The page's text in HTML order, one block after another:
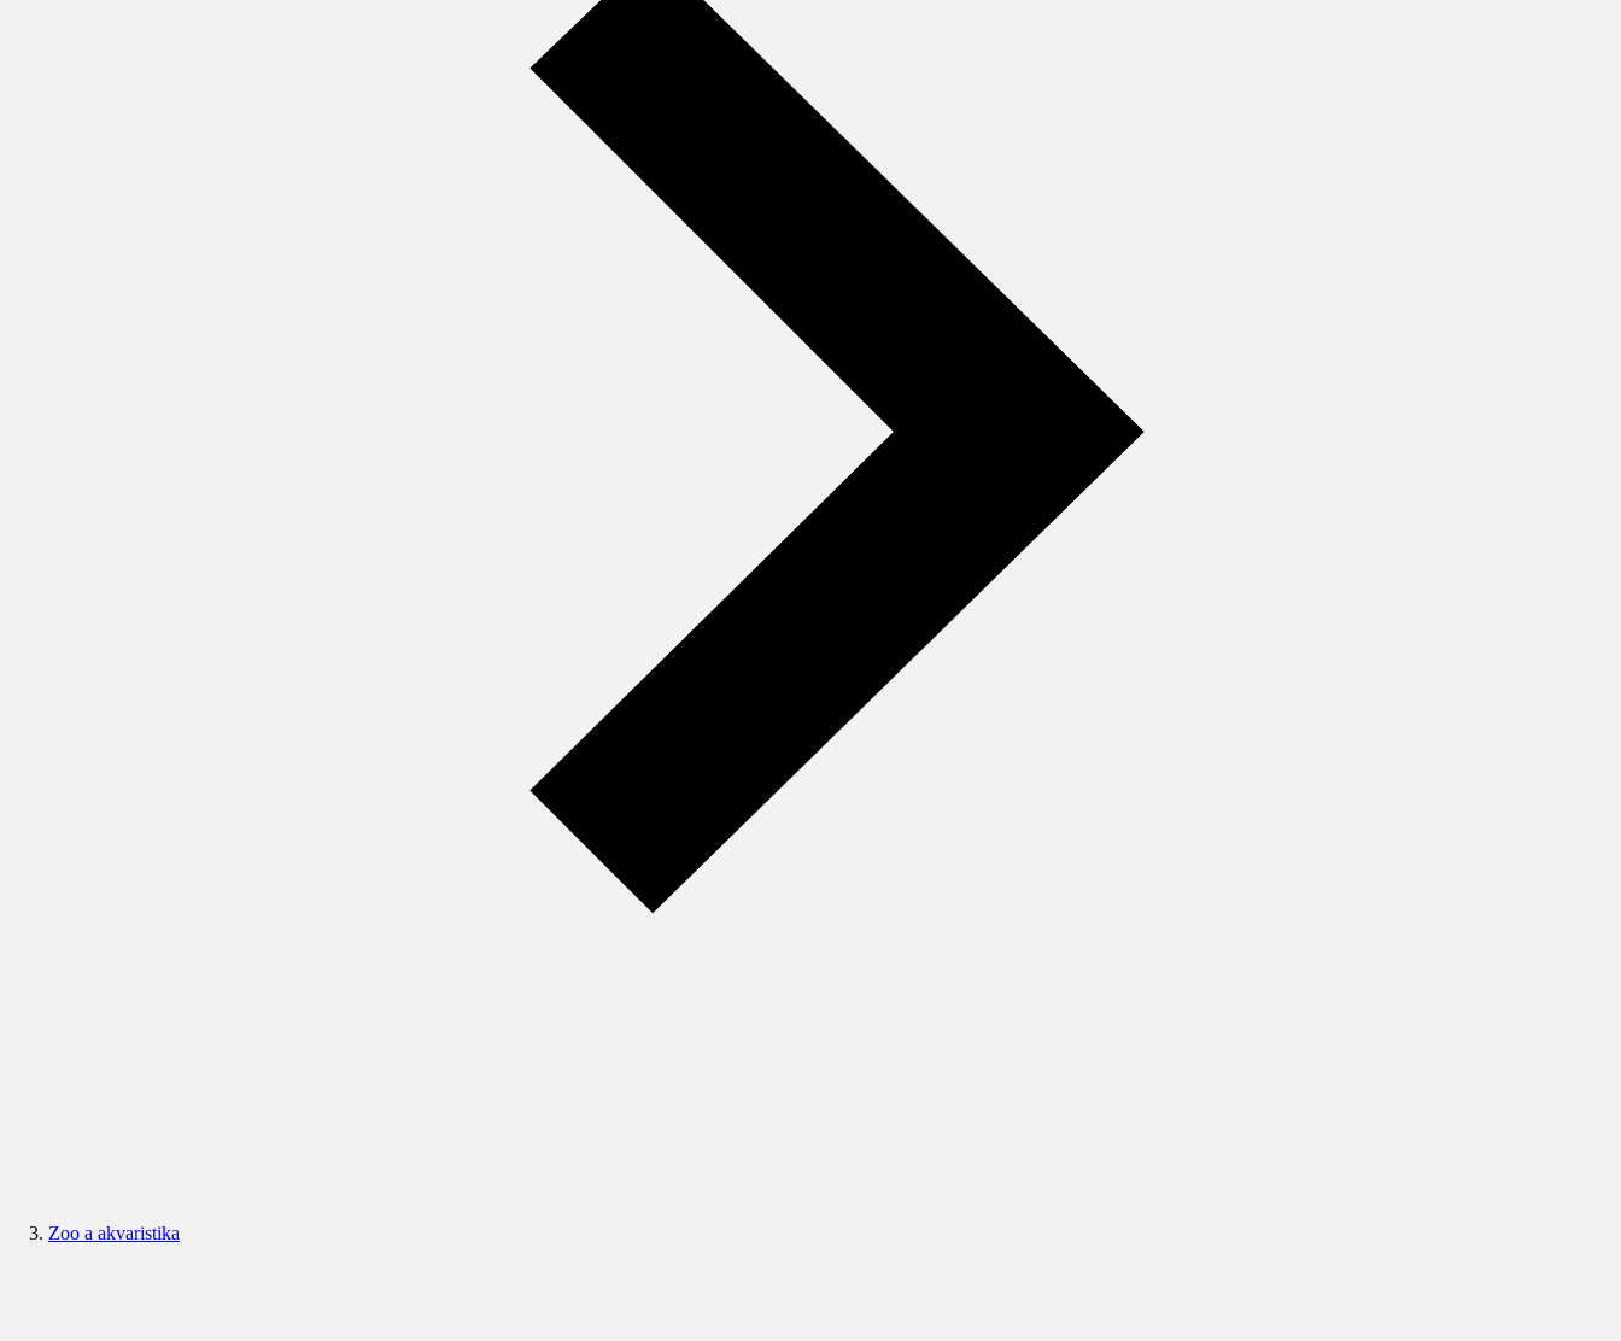
Zoo a akvaristika